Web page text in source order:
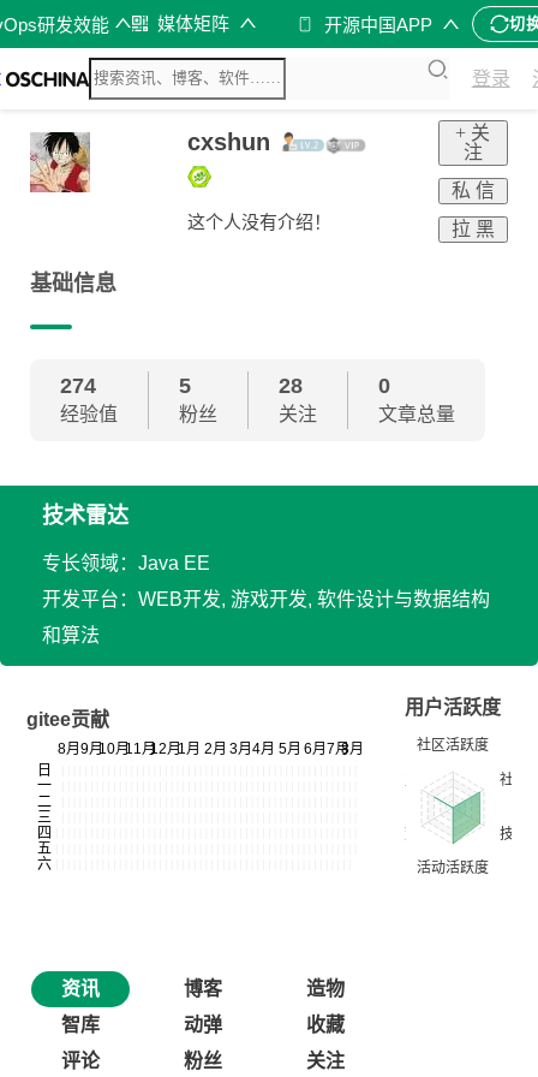
研发效能 媒体矩阵 开源中国APP 切
登录
cxshun
这个人没有介绍！
+ 关
注
私 信
拉 黑
基础信息
274
经验值
5
粉丝
28
关注
0
文章总量
技术雷达
专长领域：Java EE
开发平台：WEB开发, 游戏开发, 软件设计与数据结构
和算法
gitee贡献
用户活跃度
资讯 博客
造物
智库
动弹
收藏
评论
粉丝 关注